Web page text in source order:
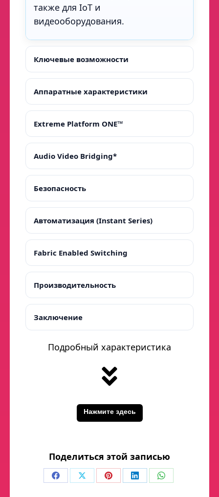
также для IoT и
видеооборудования.
Ключевые возможности
Аппаратные характеристики
Extreme Platform ONE™
Audio Video Bridging*
Безопасность
Автоматизация (Instant Series)
Fabric Enabled Switching
Производительность
Заключение
Подробный характеристика
Нажмите здесь
Поделиться этой записью